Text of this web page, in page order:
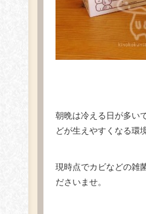
朝晩は冷える日が多い
どが生えやすくなる環
現時点でカビなどの雑
ださいませ。